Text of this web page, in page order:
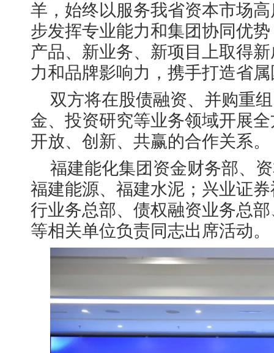
羊，始终以服务我省资本市场
步发挥专业能力和集团协同优
产品、新业务、新项目上取得
力和品牌影响力，携手打造省
双方将在股债融资、并购重
金、投资研究等业务领域开展
开放、创新、共赢的合作关系。
福建能化集团资金财务部、
福建能源、福建水泥；兴业证
行业务总部、债权融资业务总
等相关单位负责同志出席活动。